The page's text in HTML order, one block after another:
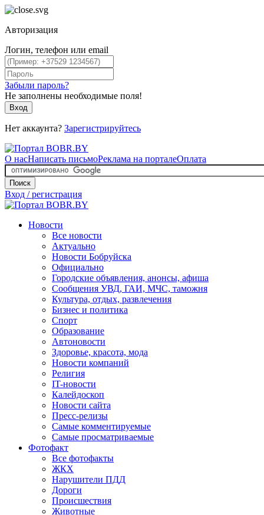
Авторизация
Логин, телефон или email
Забыли пароль?
Не заполнены необходимые поля!
Вход
Нет аккаунта? Зарегистрируйтесь
О насНаписать письмоРеклама на порталеОплата
Поиск
Вход / регистрация
Новости
Все новости
Актуально
Новости Бобруйска
Официально
Городские объявления, анонсы, афиша
Сообщения УВД, ГАИ, МЧС, таможня
Культура, отдых, развлечения
Бизнес и политика
Спорт
Образование
Автоновости
Здоровье, красота, мода
Новости компаний
Религия
IT-новости
Калейдоскоп
Новости сайта
Пресс-релизы
Самые комментируемые
Самые просматриваемые
Фотофакт
Все фотофакты
ЖКХ
Нарушители ПДД
Дороги
Происшествия
Животные